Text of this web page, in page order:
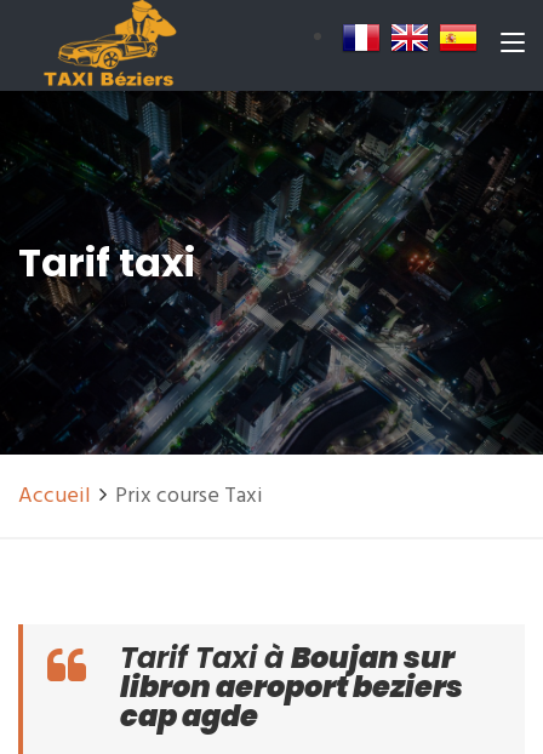
Tarif taxi
Accueil Prix course Taxi
Tarif Taxi àBoujan sur
libron aeroport beziers
cap agde